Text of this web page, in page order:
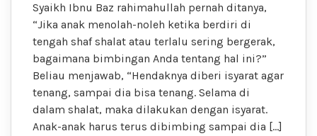
Syaikh Ibnu Baz rahimahullah pernah ditanya,
“Jika anak menolah-noleh ketika berdiri di
tengah shaf shalat atau terlalu sering bergerak,
bagaimana bimbingan Anda tentang hal ini?”
Beliau menjawab, “Hendaknya diberi isyarat agar
tenang, sampai dia bisa tenang. Selama di
dalam shalat, maka dilakukan dengan isyarat.
Anak-anak harus terus dibimbing sampai dia […]